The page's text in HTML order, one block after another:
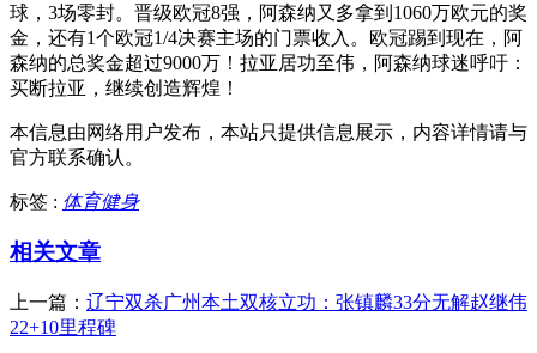
球，3场零封。晋级欧冠8强，阿森纳又多拿到1060万欧元的奖
金，还有1个欧冠1/4决赛主场的门票收入。欧冠踢到现在，阿
森纳的总奖金超过9000万！拉亚居功至伟，阿森纳球迷呼吁：
买断拉亚，继续创造辉煌！
本信息由网络用户发布， 本站只提供信息展示，内容详情请与
官方联系确认。
标签 : 体育健身
相关文章
上一篇： 辽宁双杀广州本土双核立功：张镇麟33分无解赵继伟
22+10里程碑